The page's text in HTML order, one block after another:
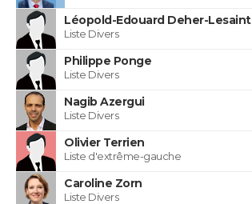
Léopold-Edouard Deher-Lesaint
Liste Divers
Philippe Ponge
Liste Divers
Nagib Azergui
Liste Divers
Olivier Terrien
Liste d'extrême-gauche
Caroline Zorn
Liste Divers